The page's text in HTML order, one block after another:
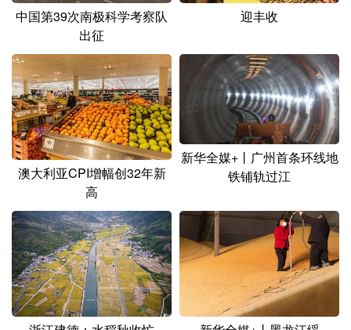
中国第39次南极科学考察队
出征
迎丰收
澳大利亚CPI增幅创32年新
高
新华全媒+丨广州首条环线地
铁铺轨过江